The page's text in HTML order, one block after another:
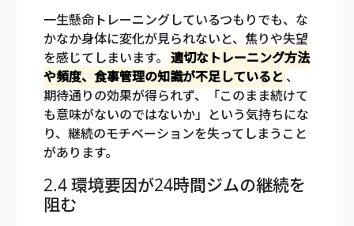
一生懸命トレーニングしているつもりでも、な
かなか身体に変化が見られないと、焦りや失望
を感じてしまいます。 適切なトレーニング方法
や頻度、食事管理の知識が不足していると 、
期待通りの効果が得られず、「このまま続けて
も意味がないのではないか」という気持ちにな
り、継続のモチベーションを失ってしまうこと
があります。
2.4 環境要因が24時間ジムの継続を
阻む